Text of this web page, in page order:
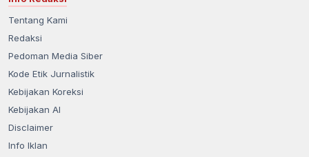
Tentang Kami
Redaksi
Pedoman Media Siber
Kode Etik Jurnalistik
Kebijakan Koreksi
Kebijakan AI
Disclaimer
Info Iklan